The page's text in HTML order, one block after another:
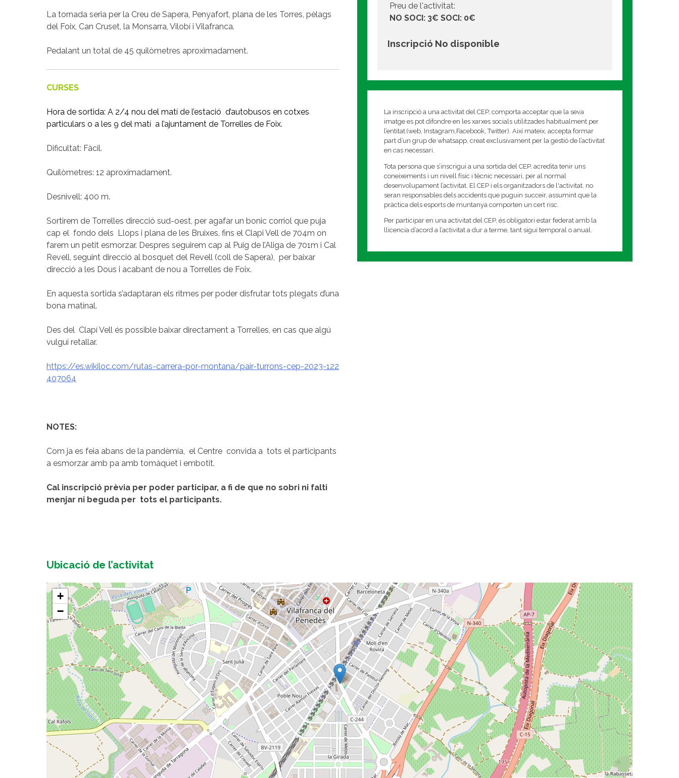
La tornada seria per la Creu de Sapera, Penyafort, plana de les Torres, pèlags
del Foix, Can Cruset, la Monsarra, Vilobí i Vilafranca.
Pedalant un total de 45 quilòmetres aproximadament.
CURSES
Hora de sortida: A 2/4 nou del matí de l’estació d’autobusos en cotxes
particulars o a les 9 del matí a l’ajuntament de Torrelles de Foix.
Dificultat: Fàcil.
Quilòmetres: 12 aproximadament.
Desnivell: 400 m.
Sortirem de Torrelles direcció sud-oest, per agafar un bonic corriol que puja
cap el fondo dels Llops i plana de les Bruixes, fins el Clapi Vell de 704m on
farem un petit esmorzar. Despres seguirem cap al Puig de l’Aliga de 701m i Cal
Revell, seguint direcció al bosquet del Revell (coll de Sapera), per baixar
direcció a les Dous i acabant de nou a Torrelles de Foix.
En aquesta sortida s’adaptaran els ritmes per poder disfrutar tots plegats d’una
bona matinal.
Des del Clapí Vell és possible baixar directament a Torrelles, en cas que algú
vulgui retallar.
https://es.wikiloc.com/rutas-carrera-por-montana/pair-turrons-cep-2023-122
407064
NOTES:
Com ja es feia abans de la pandèmia, el Centre convida a tots el participants
a esmorzar amb pa amb tomàquet i embotit.
Cal inscripció prèvia per poder participar, a fi de que no sobri ni falti
menjar ni beguda per tots el participants.
Preu de l'activitat:
NO SOCI: 3€ SOCI: 0€
Inscripció No disponible
La inscripció a una activitat del CEP, comporta acceptar que la seva
imatge es pot difondre en les xarxes socials utilitzades habitualment per
l’entitat.(web, Instagram,Facebook, Twitter). Així mateix, accepta formar
part d’un grup de whatsapp, creat exclusivament per la gestió de l’activitat
en cas necessari.
Tota persona que s’inscrigui a una sortida del CEP, acredita tenir uns
coneixements i un nivell físic i tècnic necessari, per al normal
desenvolupament l’activitat. El CEP i els organitzadors de l'activitat, no
seran responsables dels accidents que puguin succeir, assumint que la
pràctica dels esports de muntanya comporten un cert risc.
Per participar en una activitat del CEP, és obligatori estar federat amb la
llicencia d’acord a l’activitat a dur a terme, tant sigui temporal o anual.
Ubicació de l’activitat
+
−